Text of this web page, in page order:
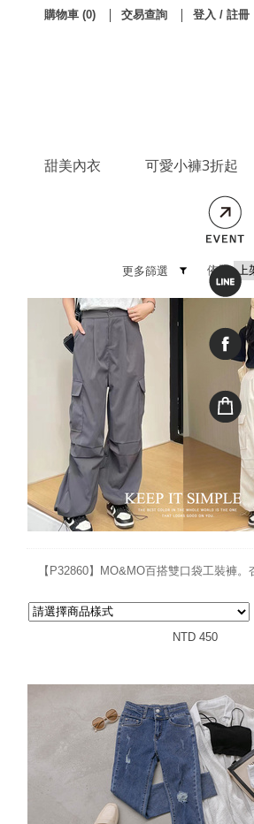
甜美內衣 可愛小褲3折起
購物車 (0) 交易查詢 登入 / 註冊
更多篩選 依照
【P32860】MO&MO百搭雙口袋工裝褲
NTD 450